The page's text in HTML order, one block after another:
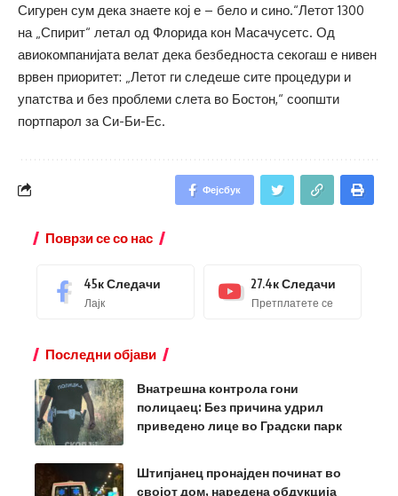
Сигурен сум дека знаете кој е – бело и сино.“Летот 1300
на „Спирит“ летал од Флорида кон Масачусетс. Од
авиокомпанијата велат дека безбедноста секогаш е нивен
врвен приоритет: „Летот ги следеше сите процедури и
упатства и без проблеми слета во Бостон,“ соопшти
портпарол за Си-Би-Ес.
Фејсбук
Поврзи се со нас
45кСледачи
Лајк
27.4кСледачи
Претплатете се
Последни објави
Внатрешна контрола гони
полицаец: Без причина удрил
приведено лице во Градски парк
Штипјанец пронајден починат во
својот дом, наредена обдукција